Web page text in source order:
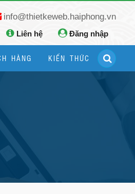
info@thietkeweb.haiphong.vn
Liên hệ Đăng nhập
HÀNG KIẾN THỨC